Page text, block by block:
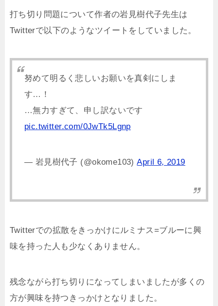
打ち切り問題について作者の岩見樹代子先生は
Twitterで以下のようなツイートをしていました。
努めて明るく悲しいお願いを真剣にしま
す…！
…無力すぎて、申し訳ないです
pic.twitter.com/0JwTk5Lgnp
— 岩見樹代子 (@okome103)April 6, 2019
Twitterでの拡散をきっかけにルミナス=ブルーに興
味を持った人も少なくありません。
残念ながら打ち切りになってしまいましたが多くの
方が興味を持つきっかけとなりました。